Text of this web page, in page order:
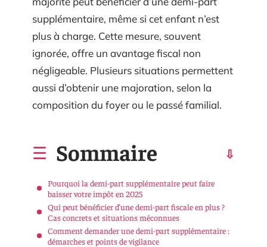
supplémentaire, même si cet enfant n’est
plus à charge. Cette mesure, souvent
ignorée, offre un avantage fiscal non
négligeable. Plusieurs situations permettent
aussi d’obtenir une majoration, selon la
composition du foyer ou le passé familial.
Sommaire
Pourquoi la demi-part supplémentaire peut faire
baisser votre impôt en 2025
Qui peut bénéficier d’une demi-part fiscale en plus ?
Cas concrets et situations méconnues
Comment demander une demi-part supplémentaire :
démarches et points de vigilance